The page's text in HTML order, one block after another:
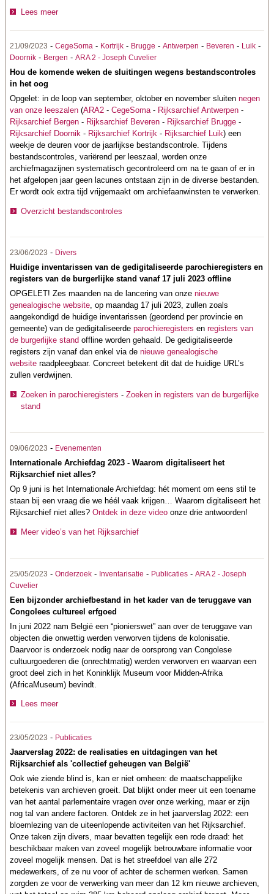
Lees meer
21/09/2023 -CegeSoma - Kortrijk - Brugge -Antwerpen - Beveren - Luik -
Doornik - Bergen -ARA 2 - Joseph Cuvelier
Hou de komende weken de sluitingen wegens bestandscontroles
in het oog
Opgelet: in de loop van september, oktober en november sluitennegen
van onze leeszalen (ARA2 -CegeSoma - Rijksarchief Antwerpen -
Rijksarchief Bergen - Rijksarchief Beveren - Rijksarchief Brugge -
Rijksarchief Doornik - Rijksarchief Kortrijk - Rijksarchief Luik) een
weekje de deuren voor de jaarlijkse bestandscontrole.Tijdens
bestandscontroles, variërend per leeszaal, worden onze
archiefmagazijnen systematisch gecontroleerd om na te gaan of er in
het afgelopen jaar geen lacunes ontstaan zijn in de diverse bestanden.
Er wordt ook extra tijd vrijgemaakt om archiefaanwinsten te verwerken.
Overzicht bestandscontroles
23/06/2023 - Divers
Huidige inventarissen van de gedigitaliseerde parochieregisters en
registers van de burgerlijke stand vanaf 17 juli 2023 offline
OPGELET! Zes maanden na de lancering van onzenieuwe
genealogische website, op maandag 17 juli 2023, zullen zoals
aangekondigd de huidige inventarissen (geordend per provincie en
gemeente) van de gedigitaliseerdeparochieregisters enregisters van
de burgerlijke stand offline worden gehaald. De gedigitaliseerde
registers zijn vanaf dan enkel via denieuwe genealogische
website raadpleegbaar. Concreet betekent dit dat de huidige URL’s
zullen verdwijnen.
Zoeken in parochieregisters -Zoeken in registers van de burgerlijke
stand
09/06/2023 - Evenementen
Internationale Archiefdag 2023 - Waarom digitaliseert het
Rijksarchief niet alles?
Op 9 juni is het Internationale Archiefdag: hét moment om eens stil te
staan bij een vraag die we héél vaak krijgen… Waarom digitaliseert het
Rijksarchief niet alles?Ontdek in deze video onze drie antwoorden!
Meer video’s van het Rijksarchief
25/05/2023 -Onderzoek - Inventarisatie - Publicaties -ARA 2 - Joseph
Cuvelier
Een bijzonder archiefbestand in het kader van de teruggave van
Congolees cultureel erfgoed
In juni 2022 nam België een “pionierswet” aan over de teruggave van
objecten die onwettig werden verworven tijdens de kolonisatie.
Daarvoor is onderzoek nodig naar de oorsprong van Congolese
cultuurgoederen die (onrechtmatig) werden verworven en waarvan een
groot deel zich in het Koninklijk Museum voor Midden-Afrika
(AfricaMuseum) bevindt.
Lees meer
23/05/2023 - Publicaties
Jaarverslag 2022: de realisaties en uitdagingen van het
Rijksarchief als 'collectief geheugen van België'
Ook wie ziende blind is, kan er niet omheen: de maatschappelijke
betekenis van archieven groeit. Dat blijkt onder meer uit een toename
van het aantal parlementaire vragen over onze werking, maar er zijn
nog tal van andere factoren. Ontdek ze in het jaarverslag 2022: een
bloemlezing van de uiteenlopende activiteiten van het Rijksarchief.
Onze taken zijn divers, maar bevatten tegelijk een rode draad: het
beschikbaar maken van zoveel mogelijk betrouwbare informatie voor
zoveel mogelijk mensen. Dat is het streefdoel van alle 272
medewerkers, of ze nu voor of achter de schermen werken. Samen
zorgden ze voor de verwerking van meer dan 12 km nieuwe archieven,